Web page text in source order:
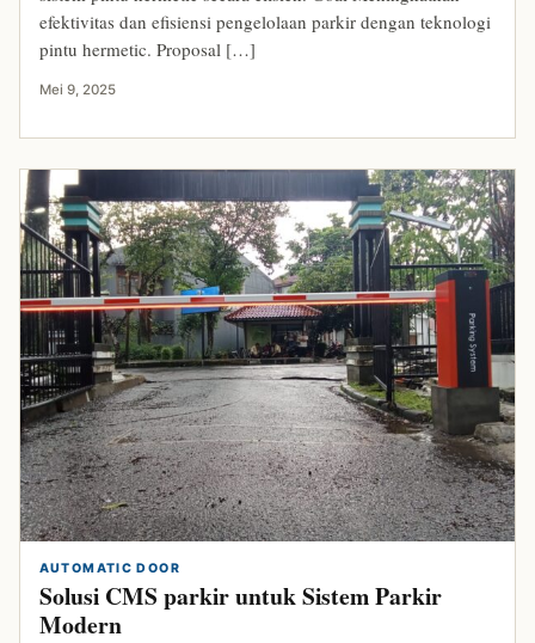
efektivitas dan efisiensi pengelolaan parkir dengan teknologi
pintu hermetic. Proposal […]
Mei 9, 2025
AUTOMATIC DOOR
Solusi CMS parkir untuk Sistem Parkir
Modern